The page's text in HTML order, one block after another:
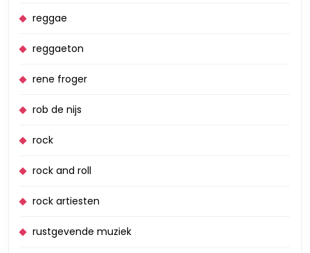
reggae
reggaeton
rene froger
rob de nijs
rock
rock and roll
rock artiesten
rustgevende muziek